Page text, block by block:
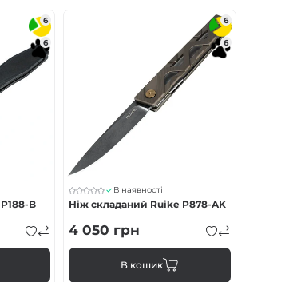
6
6
B
6
6
В наявності
Ніж складаний Ruike P878-AK
4 050 грн
В кошик